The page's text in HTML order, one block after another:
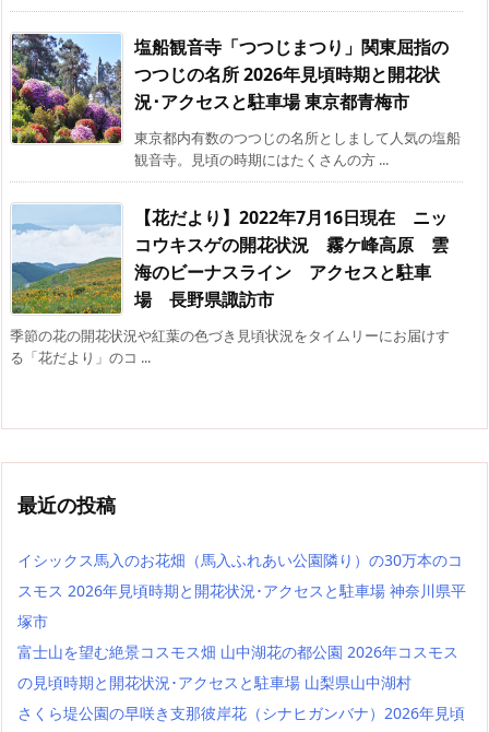
塩船観音寺「つつじまつり」関東屈指の
つつじの名所 2026年見頃時期と開花状
況･アクセスと駐車場 東京都青梅市
東京都内有数のつつじの名所としまして人気の塩船
観音寺。見頃の時期にはたくさんの方 ...
【花だより】2022年7月16日現在 ニッ
コウキスゲの開花状況 霧ケ峰高原 雲
海のビーナスライン アクセスと駐車
場 長野県諏訪市
季節の花の開花状況や紅葉の色づき見頃状況をタイムリーにお届けす
る「花だより」のコ ...
最近の投稿
イシックス馬入のお花畑（馬入ふれあい公園隣り）の30万本のコ
スモス 2026年見頃時期と開花状況･アクセスと駐車場 神奈川県平
塚市
富士山を望む絶景コスモス畑 山中湖花の都公園 2026年コスモス
の見頃時期と開花状況･アクセスと駐車場 山梨県山中湖村
さくら堤公園の早咲き支那彼岸花（シナヒガンバナ）2026年見頃